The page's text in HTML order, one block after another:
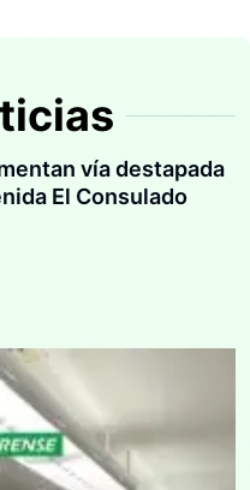
vía destapada
El Consulado